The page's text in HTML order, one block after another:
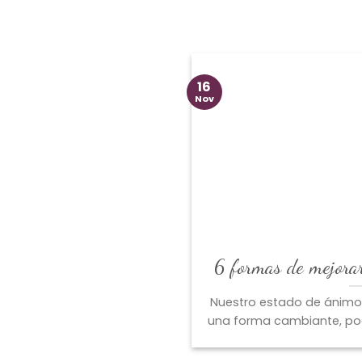
6 formas de
Nuestro estado de
una forma cambiante,
16
Nov